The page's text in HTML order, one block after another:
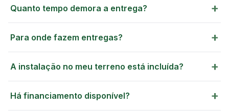
Quanto tempo demora a entrega? +
Para onde fazem entregas? +
A instalação no meu terreno está incluída? +
Há financiamento disponível? +